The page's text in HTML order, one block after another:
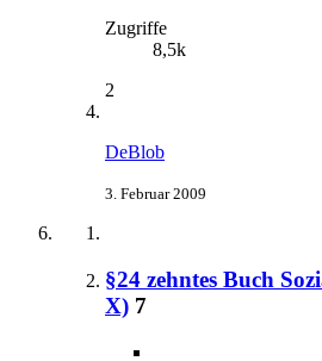
Zugriffe
8,5k
2
DeBlob
3. Februar 2009
§24 zehntes Buch
X) 7